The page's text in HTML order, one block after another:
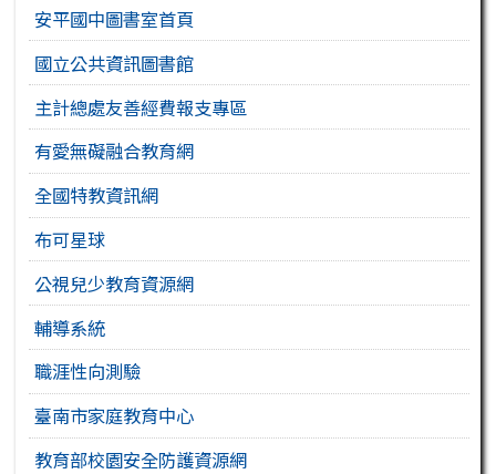
安平國中圖書室首頁
國立公共資訊圖書館
主計總處友善經費報支專區
有愛無礙融合教育網
全國特教資訊網
布可星球
公視兒少教育資源網
輔導系統
職涯性向測驗
臺南市家庭教育中心
教育部校園安全防護資源網